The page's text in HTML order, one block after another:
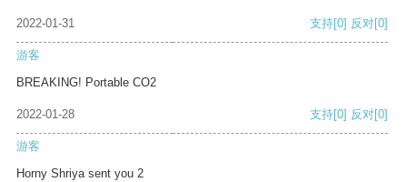
2022-01-31 支持[0] 反对[0]
游客
BREAKING! Portable CO2
2022-01-28 支持[0] 反对[0]
游客
Horny Shriya sent you 2